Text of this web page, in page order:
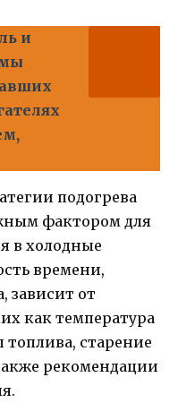
и
подогрева
фактором для
в холодные
времени,
зависит от
как температура
старение
рекомендации